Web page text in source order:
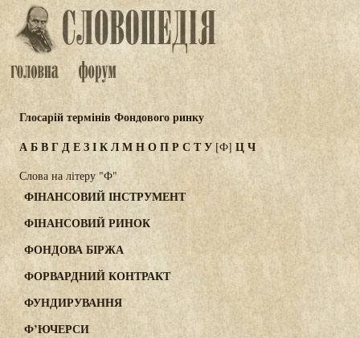
Глосарій термінів Фондового ринку
АБВГДЕЗІКЛМНОПР С ТУ [Ф] ЦЧ
Слова на літеру "Ф"
ФІНАНСОВИЙ ІНСТРУМЕНТ
ФІНАНСОВИЙ РИНОК
ФОНДОВА БІРЖА
ФОРВАРДНИЙ КОНТРАКТ
ФУНДИРУВАННЯ
Ф’ЮЧЕРСИ